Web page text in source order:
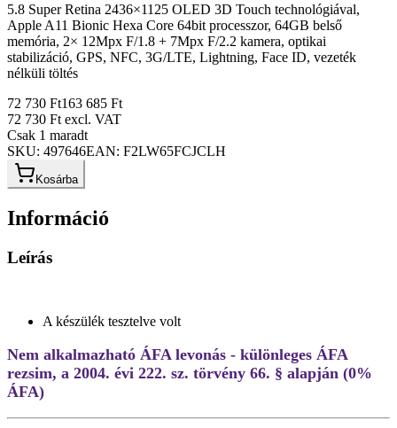
5.8 Super Retina 2436×1125 OLED 3D Touch technológiával,
Apple A11 Bionic Hexa Core 64bit processzor, 64GB belső
memória, 2× 12Mpx F/1.8 + 7Mpx F/2.2 kamera, optikai
stabilizáció, GPS, NFC, 3G/LTE, Lightning, Face ID, vezeték
nélküli töltés
72 730 Ft163 685 Ft
72 730 Ft excl. VAT
Csak 1 maradt
SKU: 497646EAN: F2LW65FCJCLH
Kosárba
Információ
Leírás
A készülék tesztelve volt
Nem alkalmazható ÁFA levonás - különleges ÁFA
rezsim, a 2004. évi 222. sz. törvény 66. § alapján (0%
ÁFA)